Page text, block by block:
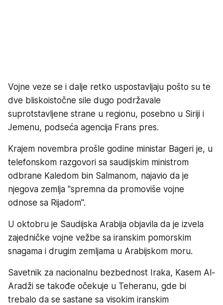
Vojne veze se i dalje retko uspostavljaju pošto su te
dve bliskoistočne sile dugo podržavale
suprotstavljene strane u regionu, posebno u Siriji i
Jemenu, podseća agencija Frans pres.
Krajem novembra prošle godine ministar Bageri je, u
telefonskom razgovori sa saudijskim ministrom
odbrane Kaledom bin Salmanom, najavio da je
njegova zemlja "spremna da promoviše vojne
odnose sa Rijadom".
U oktobru je Saudijska Arabija objavila da je izvela
zajedničke vojne vežbe sa iranskim pomorskim
snagama i drugim zemljama u Arabijskom moru.
Savetnik za nacionalnu bezbednost Iraka, Kasem Al-
Aradži se takođe očekuje u Teheranu, gde bi
trebalo da se sastane sa visokim iranskim